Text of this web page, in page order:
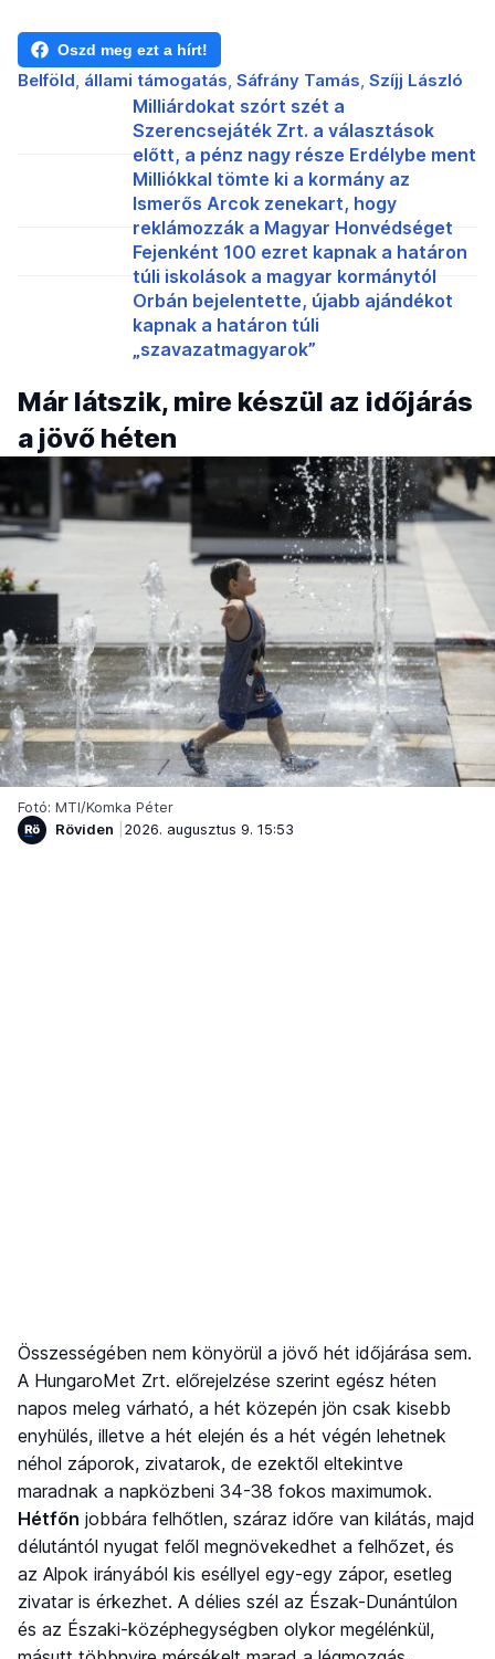
Oszd meg ezt a hírt!
Belföld állami támogatás Sáfrány Tamás Szíjj László
Milliárdokat szórt szét a
Szerencsejáték Zrt. a választások
előtt, a pénz nagy része Erdélybe ment
Milliókkal tömte ki a kormány az
Ismerős Arcok zenekart, hogy
reklámozzák a Magyar Honvédséget
Fejenként 100 ezret kapnak a határon
túli iskolások a magyar kormánytól
Orbán bejelentette, újabb ajándékot
kapnak a határon túli
„szavazatmagyarok”
Már látszik, mire készül az időjárás
a jövő héten
Fotó: MTI/Komka Péter
Röviden
2026. augusztus 9. 15:53
Összességében nem könyörül a jövő hét időjárása sem.
A HungaroMet Zrt. előrejelzése szerint egész héten
napos meleg várható, a hét közepén jön csak kisebb
enyhülés, illetve a hét elején és a hét végén lehetnek
néhol záporok, zivatarok, de ezektől eltekintve
maradnak a napközbeni 34-38 fokos maximumok.
Hétfőn jobbára felhőtlen, száraz időre van kilátás, majd
délutántól nyugat felől megnövekedhet a felhőzet, és
az Alpok irányából kis eséllyel egy-egy zápor, esetleg
zivatar is érkezhet. A délies szél az Észak-Dunántúlon
és az Északi-középhegységben olykor megélénkül,